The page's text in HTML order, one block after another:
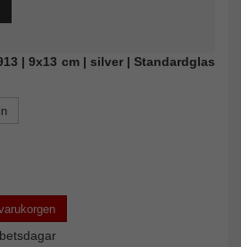
| 9x13 cm | silver | Standardglas